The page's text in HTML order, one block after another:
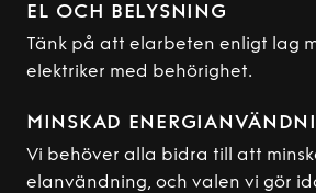
EL OCH BELYSNING
Tänk på att elarbeten enligt lag
elektriker med behörighet.
MINSKAD
Vi behöver alla bidra till att
elanvändning, och valen vi gör